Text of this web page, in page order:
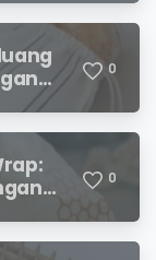
0
0